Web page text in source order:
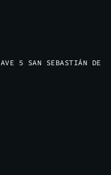
5 SAN SEBASTIÁN DE